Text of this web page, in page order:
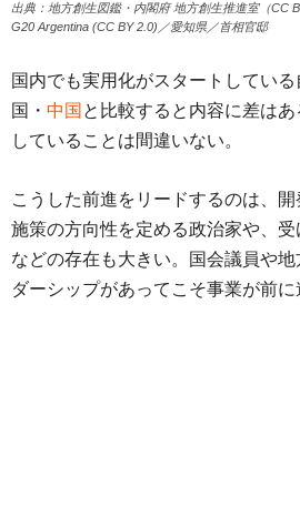
出典：地方創生図鑑・内閣府 地方創生推進室（CC
G20 Argentina (CC BY 2.0)／愛知県／首相官邸
国内でも実用化がスタートしてい
国・ 中国 と比較すると内容に差は
していることは間違いない。
こうした前進をリードするのは、開
施策の方向性を定める政治家や、
などの存在も大きい。国会議員や
ダーシップがあってこそ事業が前に